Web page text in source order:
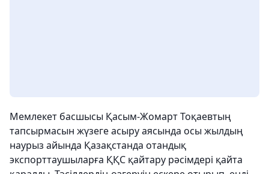
Мемлекет басшысы Қасым-Жомарт Тоқаевтың
тапсырмасын жүзеге асыру аясында осы жылдың
наурыз айында Қазақстанда отандық
экспорттаушыларға ҚҚС қайтару рәсімдері қайта